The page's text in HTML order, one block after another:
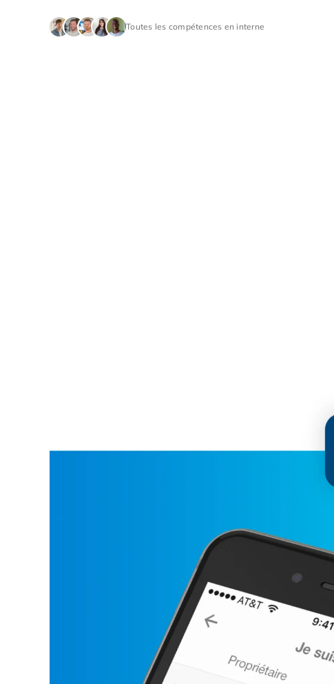
Toutes les compétences en interne